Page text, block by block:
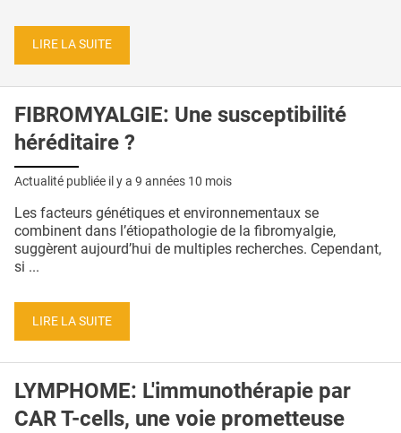
LIRE LA SUITE
FIBROMYALGIE: Une susceptibilité
héréditaire ?
Actualité publiée il y a 9 années 10 mois
Les facteurs génétiques et environnementaux se
combinent dans l’étiopathologie de la fibromyalgie,
suggèrent aujourd’hui de multiples recherches. Cependant,
si ...
LIRE LA SUITE
LYMPHOME: L'immunothérapie par
CAR T-cells, une voie prometteuse